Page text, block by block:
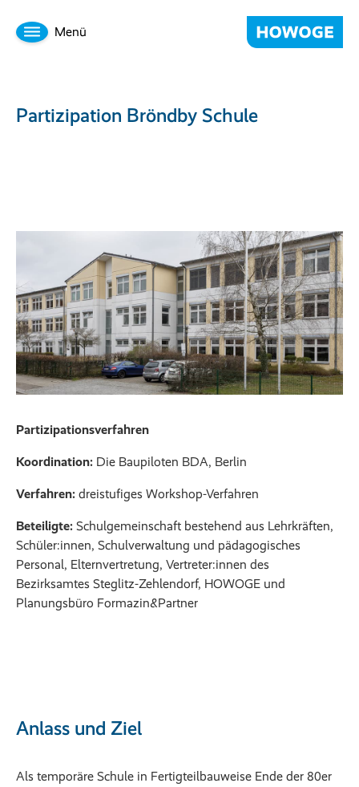
Menü
Partizipation Bröndby Schule
Partizipationsverfahren
Koordination: Die Baupiloten BDA, Berlin
Verfahren: dreistufiges Workshop-Verfahren
Beteiligte: Schulgemeinschaft bestehend aus Lehrkräften,
Schüler:innen, Schulverwaltung und pädagogisches
Personal, Elternvertretung, Vertreter:innen des
Bezirksamtes Steglitz-Zehlendorf, HOWOGE und
Planungsbüro Formazin&Partner
Anlass und Ziel
Als temporäre Schule in Fertigteilbauweise Ende der 80er